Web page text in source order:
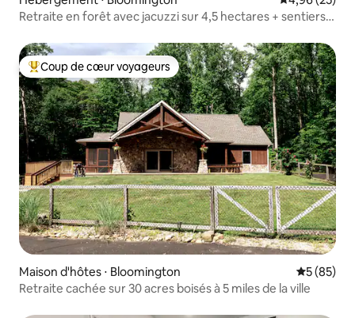
Retraite en forêt avec jacuzzi sur 4,5 hectares + sentiers,
Coups de cœur voyageurs les plus appréciés
Coup de cœur voyageurs
Maison d'hôtes ⋅ Bloomington
5 (85)
Retraite cachée sur 30 acres boisés à 5 miles de la ville